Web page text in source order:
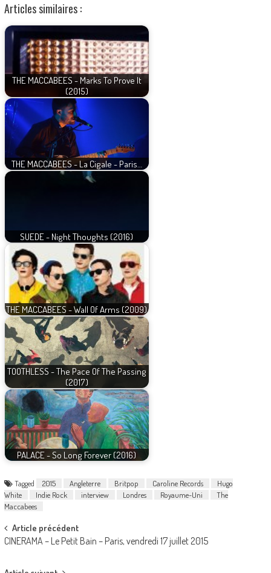
Articles similaires :
THE MACCABEES - Marks To Prove It
(2015)
THE MACCABEES - La Cigale - Paris…
SUEDE - Night Thoughts (2016)
THE MACCABEES - Wall Of Arms (2009)
TOOTHLESS - The Pace Of The Passing
(2017)
PALACE - So Long Forever (2016)
Tagged 2015 Angleterre Britpop Caroline Records
Hugo
White
Indie Rock interview Londres Royaume-Uni
The
Maccabees
Post
navigation
Article précédent
CINERAMA – Le Petit Bain – Paris, vendredi 17 juillet 2015